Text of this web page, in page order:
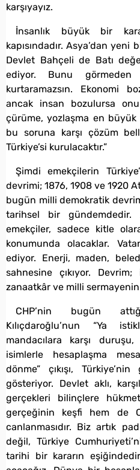
karşıyayız.
İnsanlık büyük bir
kapısındadır. Asya’dan yeni
Devlet Bahçeli de Batı
ediyor. Bunu görmeden
kurtaramazsın. Ekonomi
ancak insan bozulursa
çürüme, yozlaşma en büyük
bu soruna karşı çözüm
Türkiye’si kurulacaktır.”
Şimdi emekçilerin
devrimi; 1876, 1908 ve 1920
bugün milli demokratik
tarihsel bir
emekçiler, sadece kitle
konumunda olacaklar.
ediyor. Enerji, maden,
sahnesine çıkıyor.
zanaatkâr ve milli
CHP’nin bugün
Kılıçdaroğlu’nun “Ya
mandacılara karşı
isimlerle hesaplaşma
dönme” çıkışı,
gösteriyor. Devlet aklı,
gerçekleri bilinçlere
gerçeğinin keşfi hem de
canlanmasıdır. Biz artık
değil, Türkiye
tarihi bir kararın